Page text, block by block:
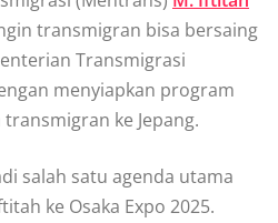
transmigran bisa bersaing
Transmigrasi
menyiapkan program
ke Jepang.
salah satu agenda utama
ke Osaka Expo 2025.